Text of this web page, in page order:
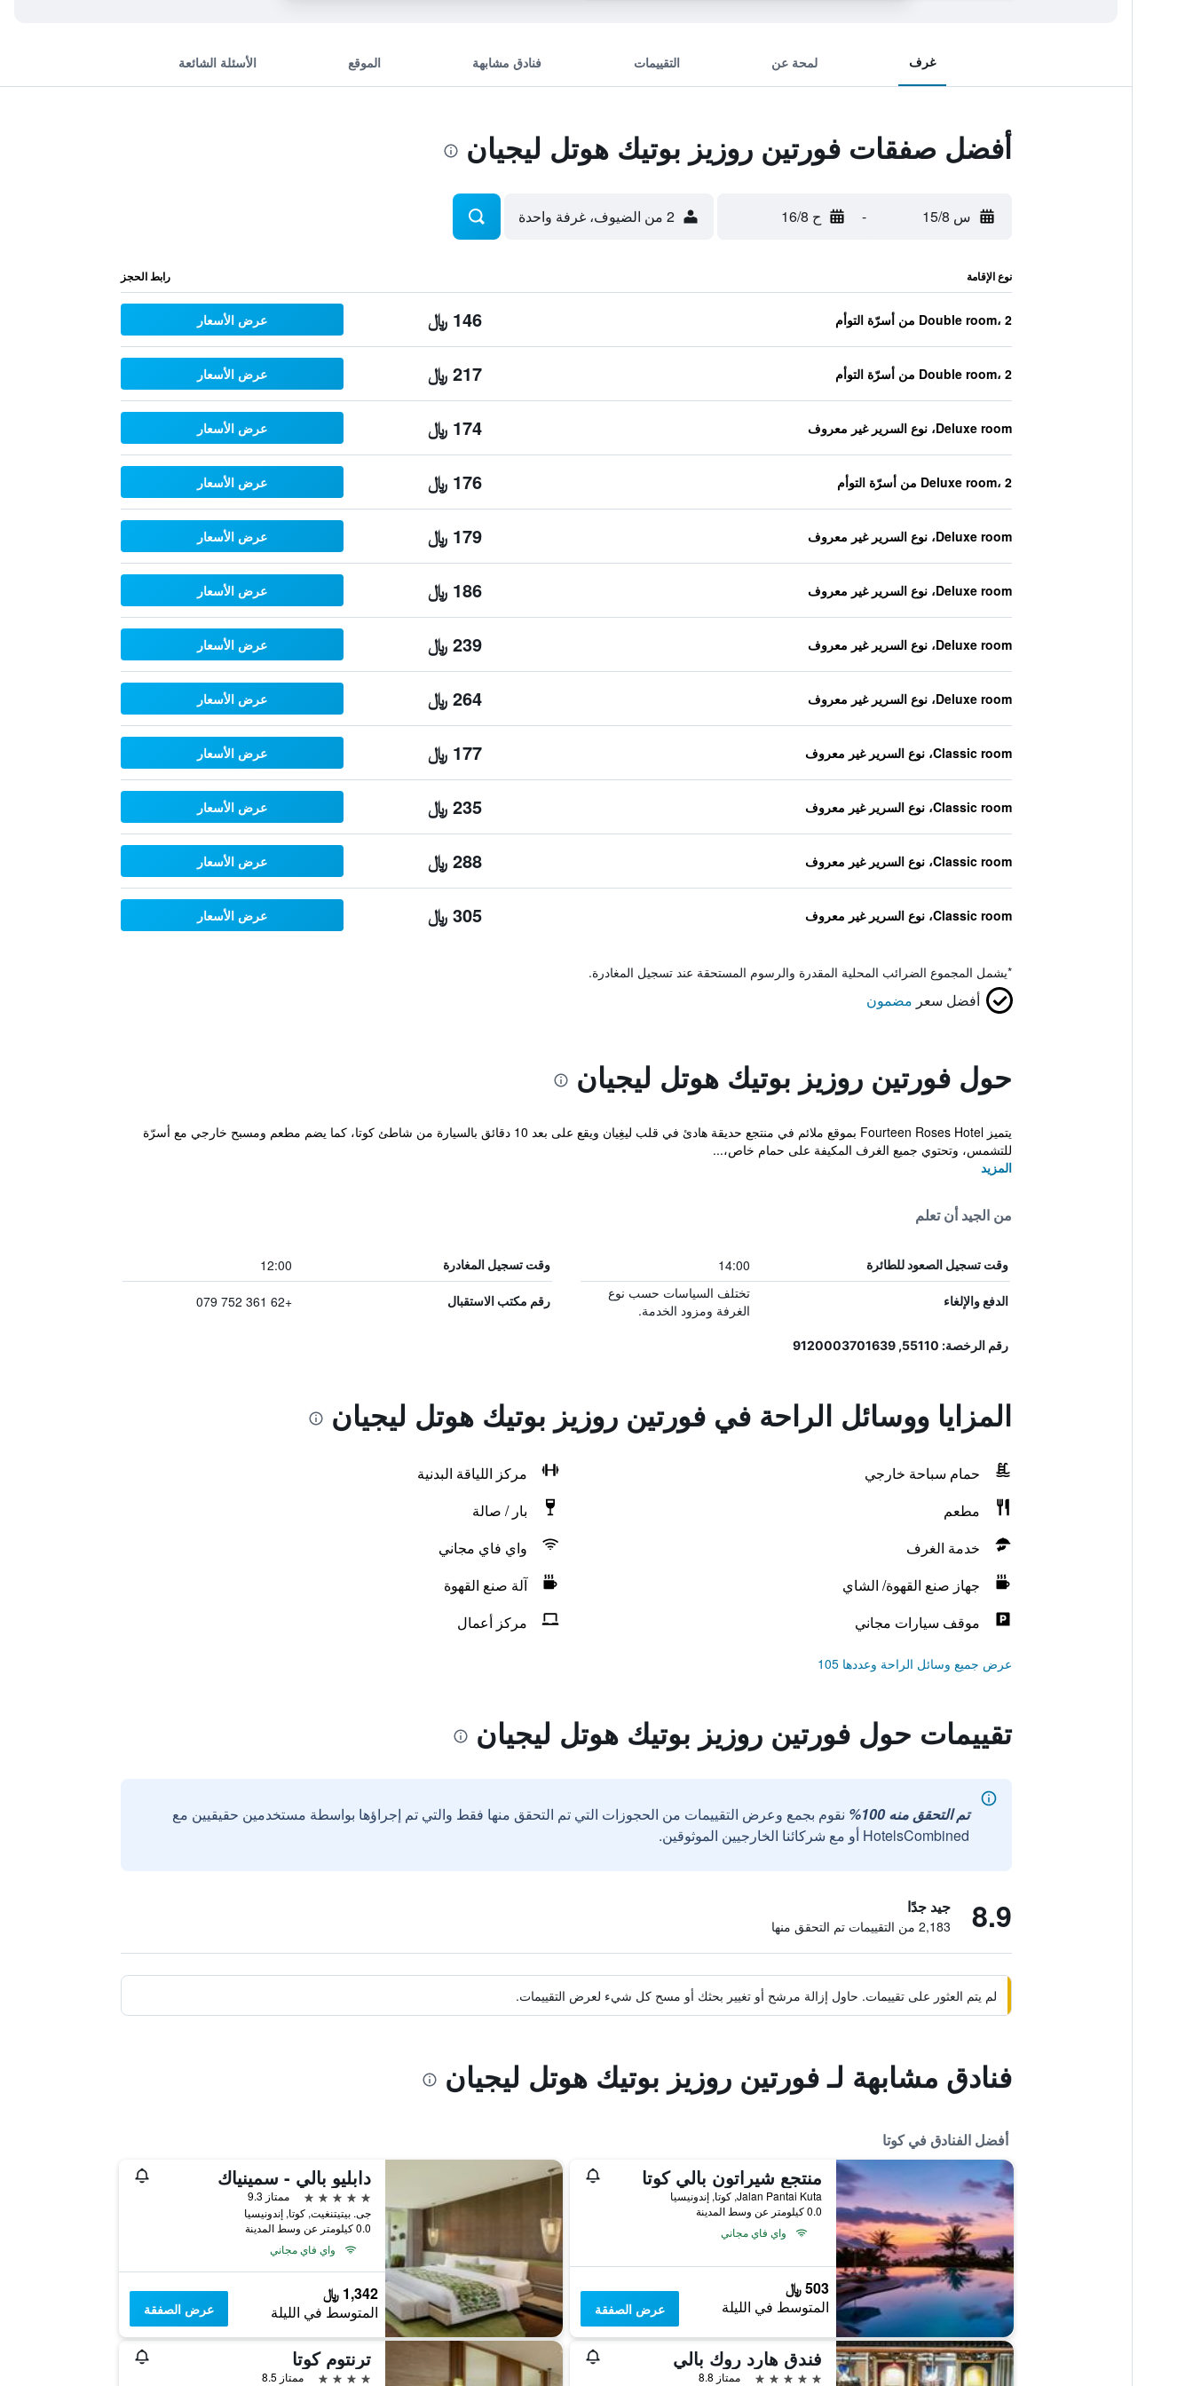
غرف لمحة عن التقييمات فنادق مشابهة الموقع الأسئلة الشائعة
أفضل صفقات فورتين روزيز بوتيك هوتل ليجيان
س 15/8 - ح 16/8 2 من الضيوف، غرفة واحدة
نوع الإقامة رابط الحجز
Double room، 2 من أسرّة التوأم 146 ﷼ عرض الأسعار
Double room، 2 من أسرّة التوأم 217 ﷼ عرض الأسعار
Deluxe room، نوع السرير غير معروف 174 ﷼ عرض الأسعار
Deluxe room، 2 من أسرّة التوأم 176 ﷼ عرض الأسعار
Deluxe room، نوع السرير غير معروف 179 ﷼ عرض الأسعار
Deluxe room، نوع السرير غير معروف 186 ﷼ عرض الأسعار
Deluxe room، نوع السرير غير معروف 239 ﷼ عرض الأسعار
Deluxe room، نوع السرير غير معروف 264 ﷼ عرض الأسعار
Classic room، نوع السرير غير معروف 177 ﷼ عرض الأسعار
Classic room، نوع السرير غير معروف 235 ﷼ عرض الأسعار
Classic room، نوع السرير غير معروف 288 ﷼ عرض الأسعار
Classic room، نوع السرير غير معروف 305 ﷼ عرض الأسعار
*يشمل المجموع الضرائب المحلية المقدرة والرسوم المستحقة عند تسجيل المغادرة.
أفضل سعر مضمون
حول فورتين روزيز بوتيك هوتل ليجيان
يتميز Fourteen Roses Hotel بموقع ملائم في منتجع حديقة هادئ في قلب ليغِيان ويقع على بعد 10 دقائق بالسيارة من شاطئ كوتا، كما يضم مطعم ومسبح خارجي مع أسرّة
للتشمس، وتحتوي جميع الغرف المكيفة على حمام خاص،...
المزيد
من الجيد أن تعلم
وقت تسجيل الصعود للطائرة 14:00 وقت تسجيل المغادرة 12:00
الدفع والإلغاء
تختلف السياسات حسب نوع
الغرفة ومزود الخدمة.
رقم مكتب الاستقبال +62 361 752 079
رقم الرخصة: 55110, 9120003701639
المزايا ووسائل الراحة في فورتين روزيز بوتيك هوتل ليجيان
حمام سباحة خارجي
مركز اللياقة البدنية
مطعم
بار / صالة
خدمة الغرف
واي فاي مجاني
جهاز صنع القهوة/ الشاي
آلة صنع القهوة
موقف سيارات مجاني
مركز أعمال
عرض جميع وسائل الراحة وعددها 105
تقييمات حول فورتين روزيز بوتيك هوتل ليجيان
تم التحقق منه 100%
نقوم بجمع وعرض التقييمات من الحجوزات التي تم التحقق منها فقط والتي تم إجراؤها بواسطة مستخدمين حقيقيين مع
HotelsCombined أو مع شركائنا الخارجيين الموثوقين.
8.9 جيد جدًا
2,183 من التقييمات تم التحقق منها
لم يتم العثور على تقييمات. حاول إزالة مرشح أو تغيير بحثك أو مسح كل شيء لعرض التقييمات.
فنادق مشابهة لـ فورتين روزيز بوتيك هوتل ليجيان
أفضل الفنادق في كوتا
منتجع شيراتون بالي كوتا
Jalan Pantai Kuta, كوتا, إندونيسيا
0.0 كيلومتر عن وسط المدينة
واي فاي مجاني
503 ﷼
المتوسط في الليلة عرض الصفقة
دابليو بالي - سمينياك
5 نجوم
ممتاز 9.3
جى. بيتيتنغيت, كوتا, إندونيسيا
0.0 كيلومتر عن وسط المدينة
واي فاي مجاني
1,342 ﷼
المتوسط في الليلة عرض الصفقة
فندق هارد روك بالي
5 نجوم ممتاز 8.8
ترنتوم كوتا
4 نجوم ممتاز 8.5